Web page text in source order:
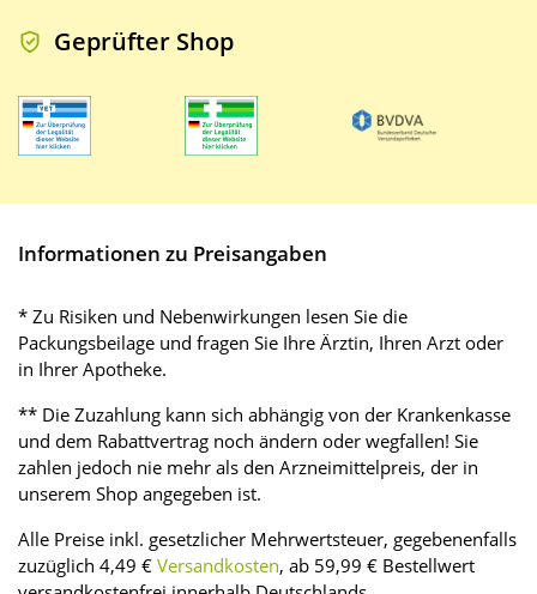
Geprüfter Shop
Informationen zu Preisangaben
* Zu Risiken und Nebenwirkungen lesen Sie die
Packungsbeilage und fragen Sie Ihre Ärztin, Ihren Arzt oder
in Ihrer Apotheke.
** Die Zuzahlung kann sich abhängig von der Krankenkasse
und dem Rabattvertrag noch ändern oder wegfallen! Sie
zahlen jedoch nie mehr als den Arzneimittelpreis, der in
unserem Shop angegeben ist.
Alle Preise inkl. gesetzlicher Mehrwertsteuer, gegebenenfalls
zuzüglich 4,49 € Versandkosten, ab 59,99 € Bestellwert